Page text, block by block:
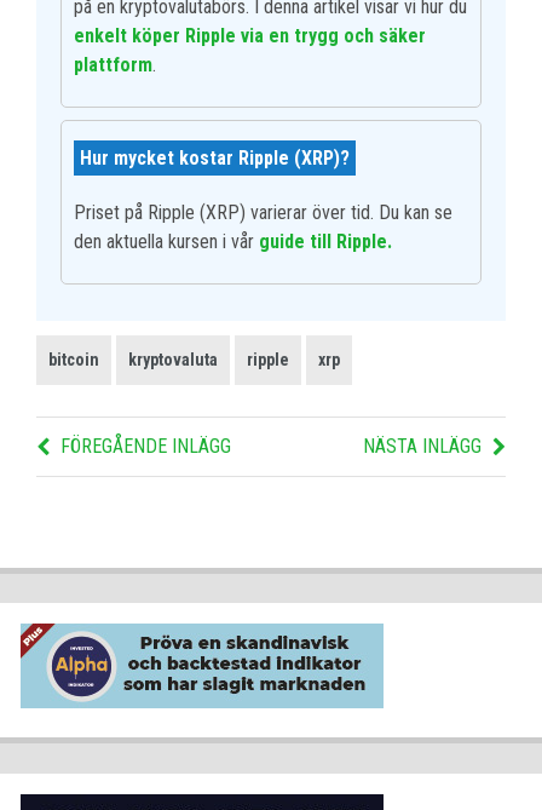
på en kryptovalutabörs. I denna artikel visar vi hur du
enkelt köper Ripple via en trygg och säker
plattform.
Hur mycket kostar Ripple (XRP)?
Priset på Ripple (XRP) varierar över tid. Du kan se
den aktuella kursen i vår guide till Ripple.
bitcoin kryptovaluta ripple xrp
FÖREGÅENDE INLÄGG NÄSTA INLÄGG